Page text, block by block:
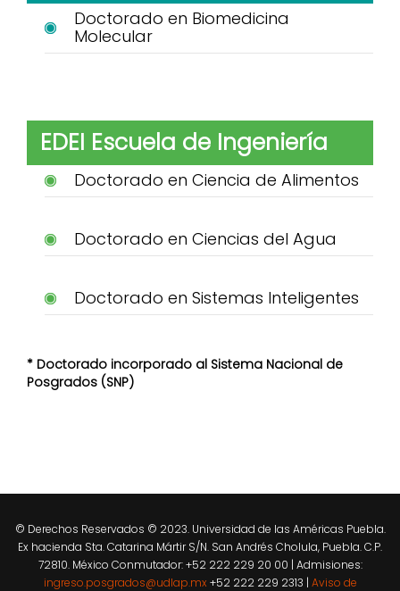
Doctorado en Biomedicina
Molecular
EDEI Escuela de Ingeniería
Doctorado en Ciencia de Alimentos
Doctorado en Ciencias del Agua
Doctorado en Sistemas Inteligentes
* Doctorado incorporado al Sistema Nacional de
Posgrados (SNP)
© Derechos Reservados © 2023. Universidad de las Américas Puebla.
Ex hacienda Sta. Catarina Mártir S/N. San Andrés Cholula, Puebla. C.P.
72810. México Conmutador: +52 222 229 20 00 | Admisiones:
ingreso.posgrados@udlap.mx +52 222 229 2313 | Aviso de